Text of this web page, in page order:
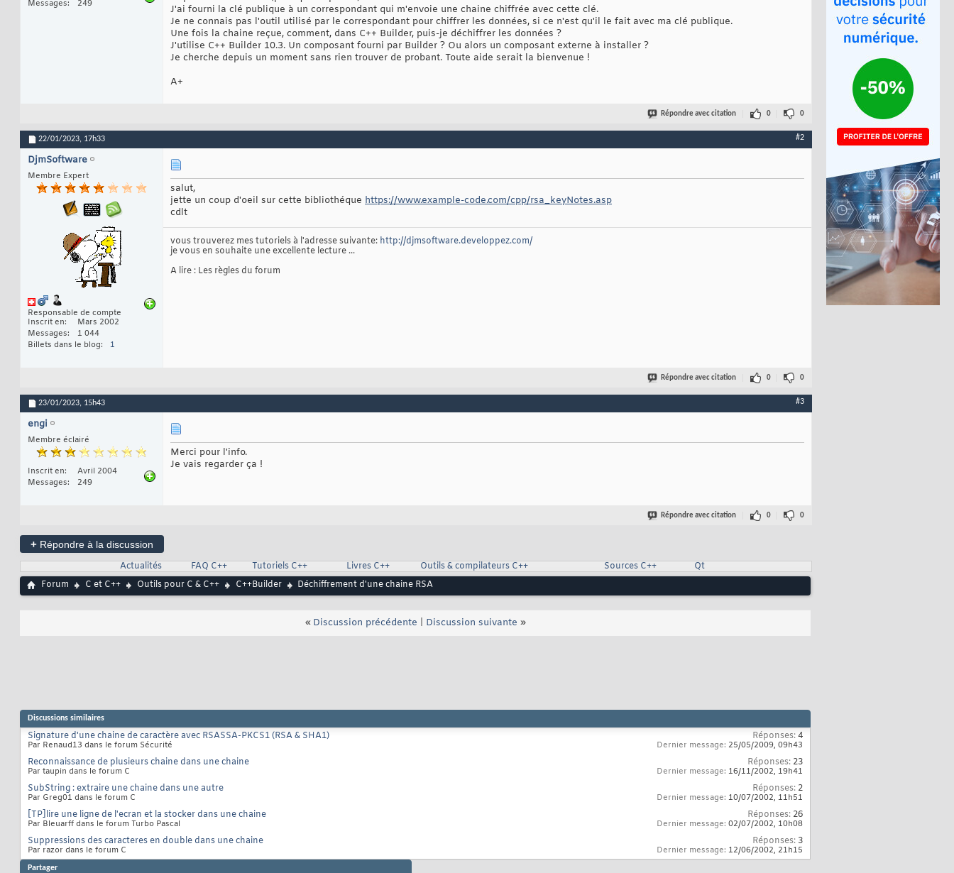
Messages
249
J'ai fourni la clé publique à un correspondant qui m'envoie une chaine chiffrée avec cette clé.
Je ne connais pas l'outil utilisé par le correspondant pour chiffrer les données, si ce n'est qu'il le fait avec ma clé publique.
Une fois la chaine reçue, comment, dans C++ Builder, puis-je déchiffrer les données ?
J'utilise C++ Builder 10.3. Un composant fourni par Builder ? Ou alors un composant externe à installer ?
Je cherche depuis un moment sans rien trouver de probant. Toute aide serait la bienvenue !
A+
Répondre avec citation 0 0
22/01/2023, 17h33 #2
DjmSoftware
Membre Expert
Responsable de compte
Inscrit en
Mars 2002
Messages
1 044
Billets dans le blog
1
salut,
jette un coup d'oeil sur cette bibliothéque https://www.example-code.com/cpp/rsa_keyNotes.asp
cdlt
vous trouverez mes tutoriels à l'adresse suivante: http://djmsoftware.developpez.com/
je vous en souhaite une excellente lecture ...
A lire : Les règles du forum
Répondre avec citation 0 0
23/01/2023, 15h43 #3
engi
Membre éclairé
Inscrit en
Avril 2004
Messages
249
Merci pour l'info.
Je vais regarder ça !
Répondre avec citation 0 0
+ Répondre à la discussion
Actualités
FAQ C++ Tutoriels C++ Livres C++ Outils & compilateurs C++ Sources C++
Qt
Forum
C et C++ Outils pour C & C++ C++Builder Déchiffrement d'une chaine RSA
« Discussion précédente Discussion suivante »
Discussions similaires
Signature d'une chaine de caractère avec RSASSA-PKCS1 (RSA & SHA1)
Par Renaud13 dans le forum Sécurité
Réponses:4
Dernier message: 25/05/2009, 09h43
Reconnaissance de plusieurs chaine dans une chaine
Par taupin dans le forum C
Réponses: 23
Dernier message: 16/11/2002, 19h41
SubString : extraire une chaine dans une autre
Par Greg01 dans le forum C
Réponses: 2
Dernier message: 10/07/2002, 11h51
[TP]lire une ligne de l'ecran et la stocker dans une chaine
Par Bleuarff dans le forum Turbo Pascal
Réponses: 26
Dernier message: 02/07/2002, 10h08
Suppressions des caracteres en double dans une chaine
Par razor dans le forum C
Réponses: 3
Dernier message: 12/06/2002, 21h15
Partager